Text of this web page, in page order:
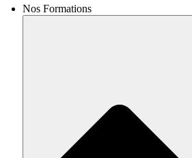
Nos Formations